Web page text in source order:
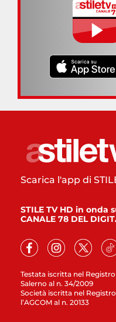
Testata iscritta nel
Salerno al n. 34/2009
Società iscritta nel
l’AGCOM al n. 20133
Scarica l'app di
STILE TV HD in onda
CANALE 78 DEL